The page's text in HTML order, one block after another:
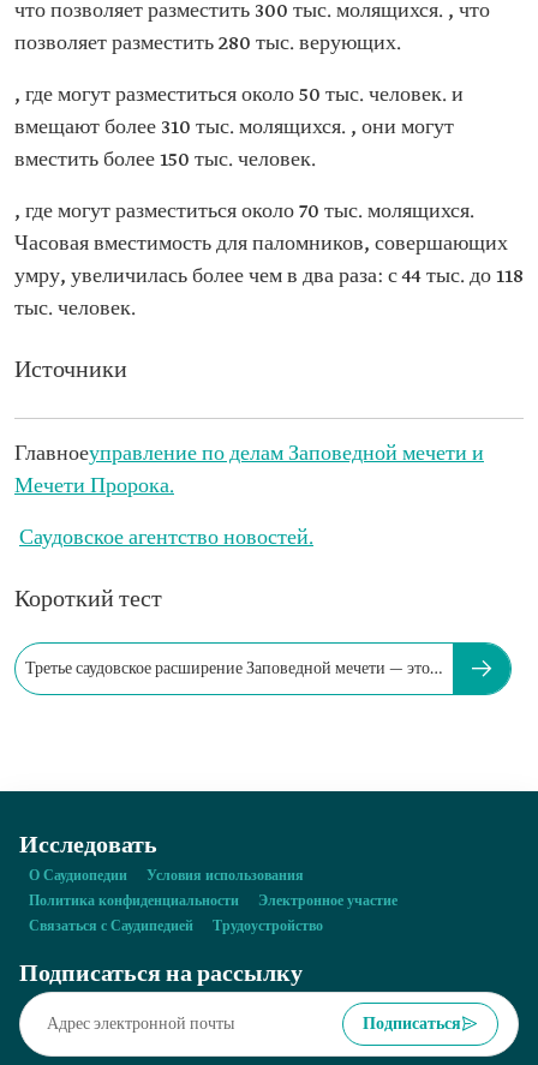
что позволяет разместить 300 тыс. молящихся. , что
позволяет разместить 280 тыс. верующих.
, где могут разместиться около 50 тыс. человек. и
вмещают более 310 тыс. молящихся. , они могут
вместить более 150 тыс. человек.
, где могут разместиться около 70 тыс. молящихся.
Часовая вместимость для паломников, совершающих
умру, увеличилась более чем в два раза: с 44 тыс. до 118
тыс. человек.
Источники
Главноеуправление по делам Заповедной мечети и
Мечети Пророка.
Саудовское агентство новостей.
Короткий тест
Третье саудовское расширение Заповедной мечети — это…
Исследовать
О Саудиопедии
Условия использования
Политика конфиденциальности
Электронное участие
Связаться с Саудипедией
Трудоустройство
Подписаться на рассылку
Подписаться